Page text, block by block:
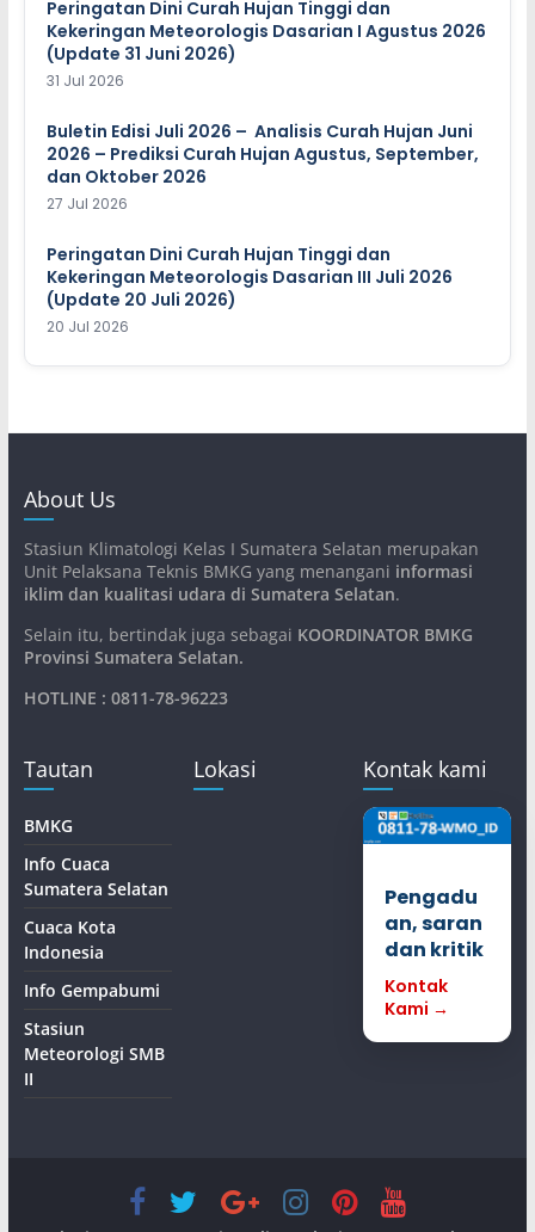
Peringatan Dini Curah Hujan Tinggi dan
Kekeringan Meteorologis Dasarian I Agustus 2026
(Update 31 Juni 2026)
31 Jul 2026
Buletin Edisi Juli 2026 – Analisis Curah Hujan Juni
2026 – Prediksi Curah Hujan Agustus, September,
dan Oktober 2026
27 Jul 2026
Peringatan Dini Curah Hujan Tinggi dan
Kekeringan Meteorologis Dasarian III Juli 2026
(Update 20 Juli 2026)
20 Jul 2026
About Us
Stasiun Klimatologi Kelas I Sumatera Selatan merupakan
Unit Pelaksana Teknis BMKG yang menangani informasi
iklim dan kualitasi udara di Sumatera Selatan.
Selain itu, bertindak juga sebagai KOORDINATOR BMKG
Provinsi Sumatera Selatan.
HOTLINE : 0811-78-96223
Tautan
BMKG
Info Cuaca
Sumatera Selatan
Cuaca Kota
Indonesia
Info Gempabumi
Stasiun
Meteorologi SMB
II
Lokasi Kontak kami
Pengadu
an, saran
dan kritik
Kontak
Kami →